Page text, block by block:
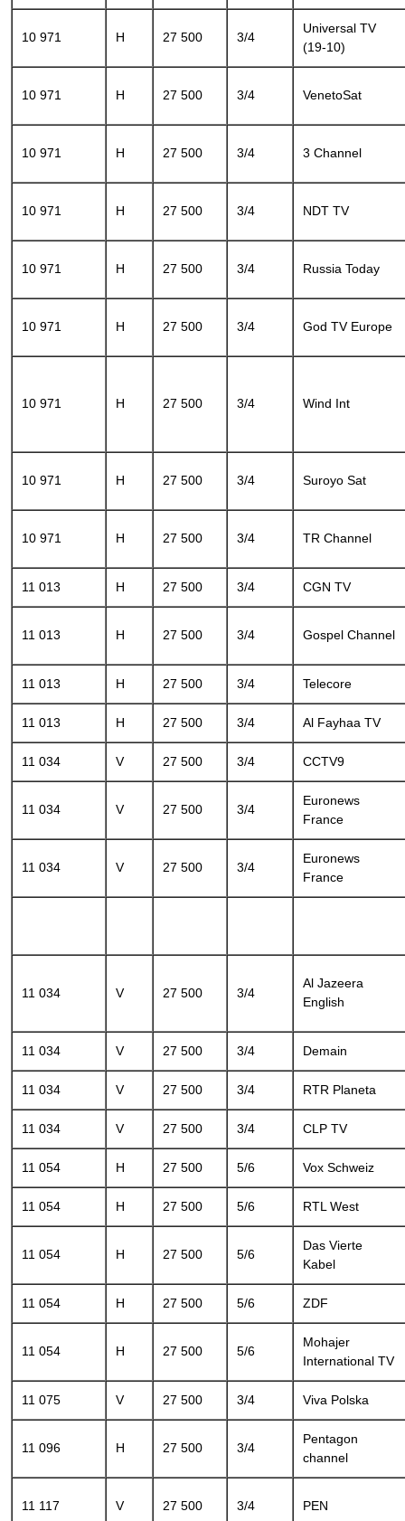
10 971 H 27 500 3/4
Universal TV
(19-10)
10 971 H 27 500 3/4 VenetoSat
10 971 H 27 500 3/4 3 Channel
10 971 H 27 500 3/4 NDT TV
10 971 H 27 500 3/4 Russia Today
10 971 H 27 500 3/4 God TV Europe
10 971 H 27 500 3/4 Wind Int
10 971 H 27 500 3/4 Suroyo Sat
10 971 H 27 500 3/4 TR Channel
11 013 H 27 500 3/4 CGN TV
11 013 H 27 500 3/4 Gospel Channel
11 013 H 27 500 3/4 Telecore
11 013 H 27 500 3/4 Al Fayhaa TV
11 034 V 27 500 3/4 CCTV9
11 034 V 27 500 3/4
Euronews
France
11 034 V 27 500 3/4
Euronews
France
11 034 V 27 500 3/4
Al Jazeera
English
11 034 V 27 500 3/4 Demain
11 034 V 27 500 3/4 RTR Planeta
11 034 V 27 500 3/4 CLP TV
11 054 H 27 500 5/6 Vox Schweiz
11 054 H 27 500 5/6 RTL West
11 054 H 27 500 5/6
Das Vierte
Kabel
11 054 H 27 500 5/6 ZDF
11 054 H 27 500 5/6
Mohajer
International TV
11 075 V 27 500 3/4 Viva Polska
11 096 H 27 500 3/4
Pentagon
channel
11 117 V 27 500 3/4 PEN